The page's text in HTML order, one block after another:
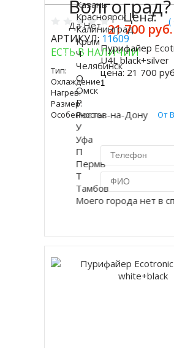
(
АРТИКУЛ: 11609
ЕСТЬ В НАЛИЧИИ
Тип:
Охлаждение:
Нагрев:
Размер:
Особенность:
От
Цена:
21 700 руб.
Купить
Пурифайер
U4L black+silver
цена: 21 700
Волгоград?
Да Нет
Казань
Красноярск
Калининград
Крым
Ч
Челябинск
О
Омск
Р
Ростов-на-Дону
У
Уфа
П
Пермь
Т
Тамбов
Моего города нет в